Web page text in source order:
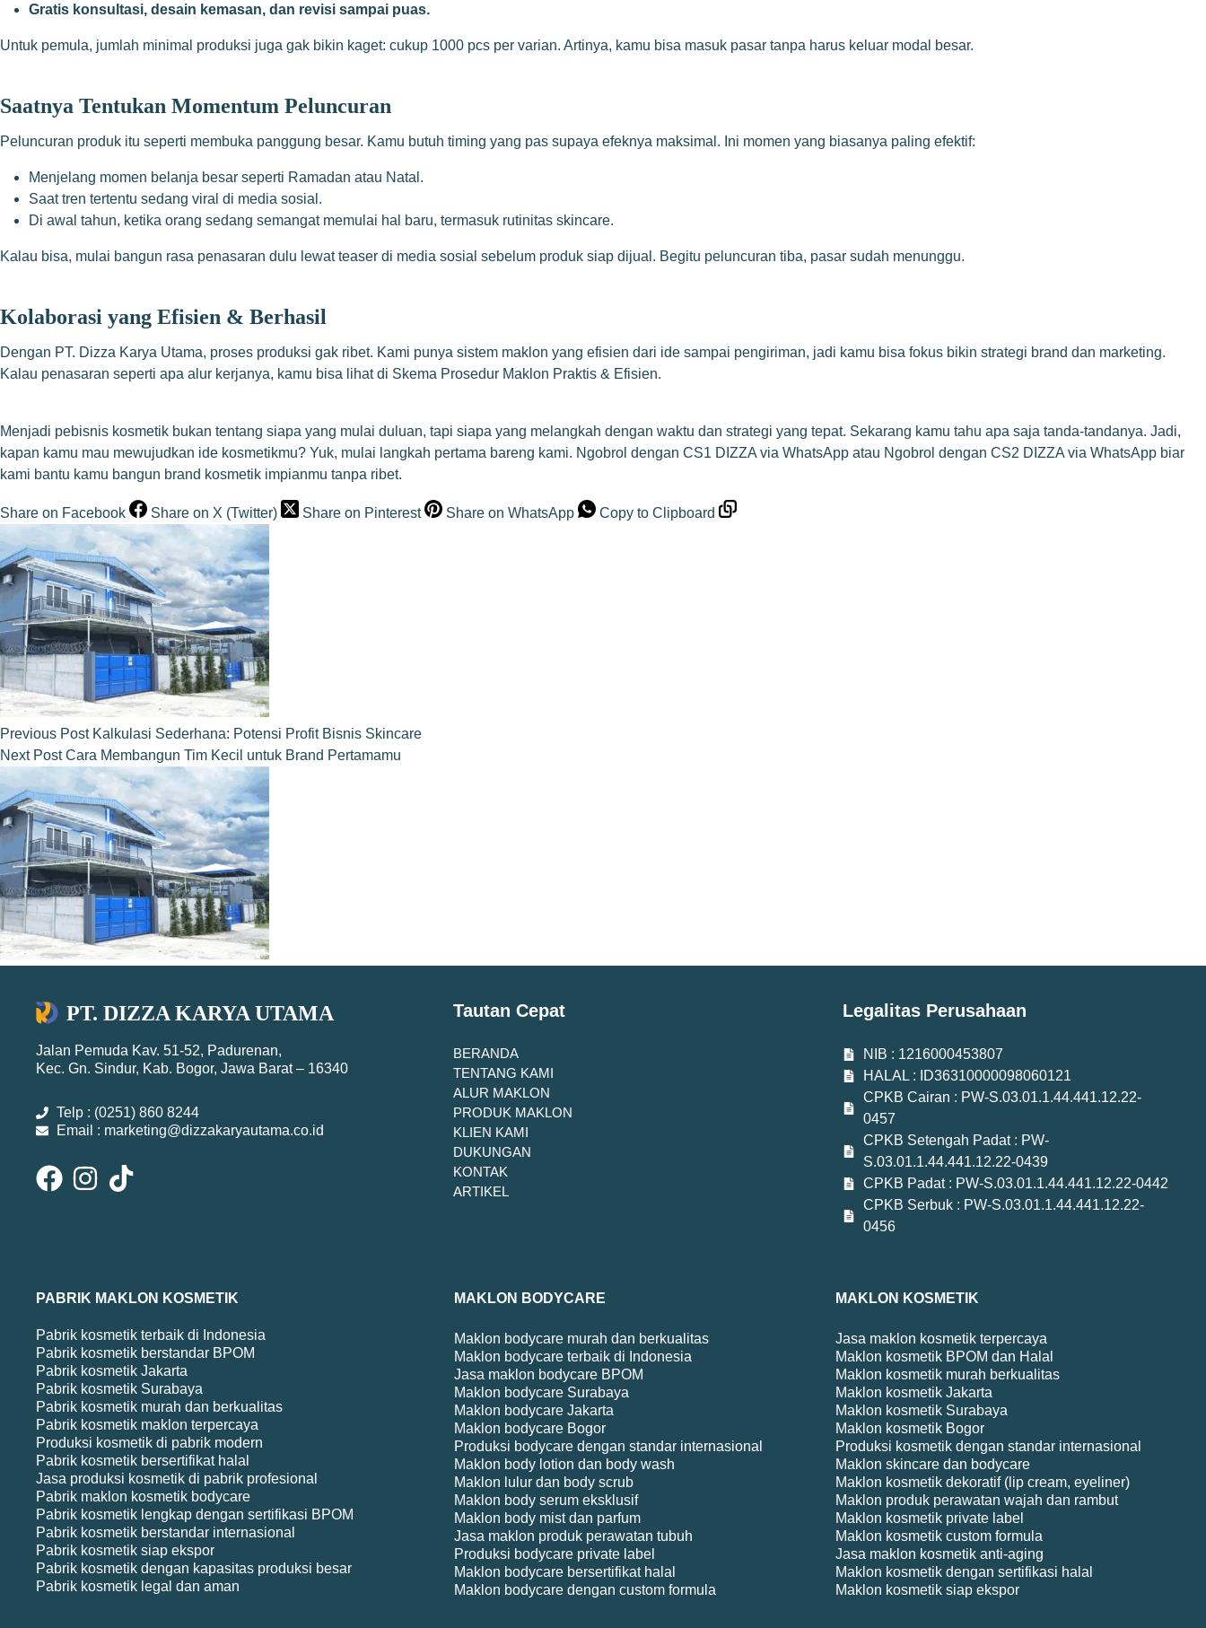
Gratis konsultasi, desain kemasan, dan revisi sampai puas.
Untuk pemula, jumlah minimal produksi juga gak bikin kaget: cukup 1000 pcs per varian. Artinya, kamu bisa masuk pasar tanpa harus keluar modal besar.
Saatnya Tentukan Momentum Peluncuran
Peluncuran produk itu seperti membuka panggung besar. Kamu butuh timing yang pas supaya efeknya maksimal. Ini momen yang biasanya paling efektif:
Menjelang momen belanja besar seperti Ramadan atau Natal.
Saat tren tertentu sedang viral di media sosial.
Di awal tahun, ketika orang sedang semangat memulai hal baru, termasuk rutinitas skincare.
Kalau bisa, mulai bangun rasa penasaran dulu lewat teaser di media sosial sebelum produk siap dijual. Begitu peluncuran tiba, pasar sudah menunggu.
Kolaborasi yang Efisien & Berhasil
Dengan PT. Dizza Karya Utama, proses produksi gak ribet. Kami punya sistem maklon yang efisien dari ide sampai pengiriman, jadi kamu bisa fokus bikin strategi brand dan marketing.
Kalau penasaran seperti apa alur kerjanya, kamu bisa lihat di Skema Prosedur Maklon Praktis & Efisien.
Menjadi pebisnis kosmetik bukan tentang siapa yang mulai duluan, tapi siapa yang melangkah dengan waktu dan strategi yang tepat. Sekarang kamu tahu apa saja tanda-tandanya. Jadi,
kapan kamu mau mewujudkan ide kosmetikmu? Yuk, mulai langkah pertama bareng kami. Ngobrol dengan CS1 DIZZA via WhatsApp atau Ngobrol dengan CS2 DIZZA via WhatsApp biar
kami bantu kamu bangun brand kosmetik impianmu tanpa ribet.
Share on Facebook Share on X (Twitter) Share on Pinterest Share on WhatsApp Copy to Clipboard
Previous Post Kalkulasi Sederhana: Potensi Profit Bisnis Skincare
Next Post Cara Membangun Tim Kecil untuk Brand Pertamamu
PT. DIZZA KARYA UTAMA
Jalan Pemuda Kav. 51-52, Padurenan,
Kec. Gn. Sindur, Kab. Bogor, Jawa Barat – 16340
Telp : (0251) 860 8244
Email : marketing@dizzakaryautama.co.id
Tautan Cepat
BERANDA
TENTANG KAMI
ALUR MAKLON
PRODUK MAKLON
KLIEN KAMI
DUKUNGAN
KONTAK
ARTIKEL
Legalitas Perusahaan
NIB : 1216000453807
HALAL : ID36310000098060121
CPKB Cairan : PW-S.03.01.1.44.441.12.22-
0457
CPKB Setengah Padat : PW-
S.03.01.1.44.441.12.22-0439
CPKB Padat : PW-S.03.01.1.44.441.12.22-0442
CPKB Serbuk : PW-S.03.01.1.44.441.12.22-
0456
PABRIK MAKLON KOSMETIK
Pabrik kosmetik terbaik di Indonesia
Pabrik kosmetik berstandar BPOM
Pabrik kosmetik Jakarta
Pabrik kosmetik Surabaya
Pabrik kosmetik murah dan berkualitas
Pabrik kosmetik maklon terpercaya
Produksi kosmetik di pabrik modern
Pabrik kosmetik bersertifikat halal
Jasa produksi kosmetik di pabrik profesional
Pabrik maklon kosmetik bodycare
Pabrik kosmetik lengkap dengan sertifikasi BPOM
Pabrik kosmetik berstandar internasional
Pabrik kosmetik siap ekspor
Pabrik kosmetik dengan kapasitas produksi besar
Pabrik kosmetik legal dan aman
MAKLON BODYCARE
Maklon bodycare murah dan berkualitas
Maklon bodycare terbaik di Indonesia
Jasa maklon bodycare BPOM
Maklon bodycare Surabaya
Maklon bodycare Jakarta
Maklon bodycare Bogor
Produksi bodycare dengan standar internasional
Maklon body lotion dan body wash
Maklon lulur dan body scrub
Maklon body serum eksklusif
Maklon body mist dan parfum
Jasa maklon produk perawatan tubuh
Produksi bodycare private label
Maklon bodycare bersertifikat halal
Maklon bodycare dengan custom formula
MAKLON KOSMETIK
Jasa maklon kosmetik terpercaya
Maklon kosmetik BPOM dan Halal
Maklon kosmetik murah berkualitas
Maklon kosmetik Jakarta
Maklon kosmetik Surabaya
Maklon kosmetik Bogor
Produksi kosmetik dengan standar internasional
Maklon skincare dan bodycare
Maklon kosmetik dekoratif (lip cream, eyeliner)
Maklon produk perawatan wajah dan rambut
Maklon kosmetik private label
Maklon kosmetik custom formula
Jasa maklon kosmetik anti-aging
Maklon kosmetik dengan sertifikasi halal
Maklon kosmetik siap ekspor